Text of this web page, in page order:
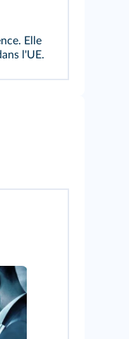
Elle
l'UE.